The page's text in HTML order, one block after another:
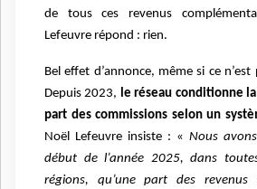
de tous ces revenus
Lefeuvre répond : rien.
Bel effet d’annonce, même si ce
Depuis 2023, le réseau conditionne
part des commissions selon un
Noël Lefeuvre insiste : « Nous
début de l’année 2025, dans
régions, qu’une part des revenus